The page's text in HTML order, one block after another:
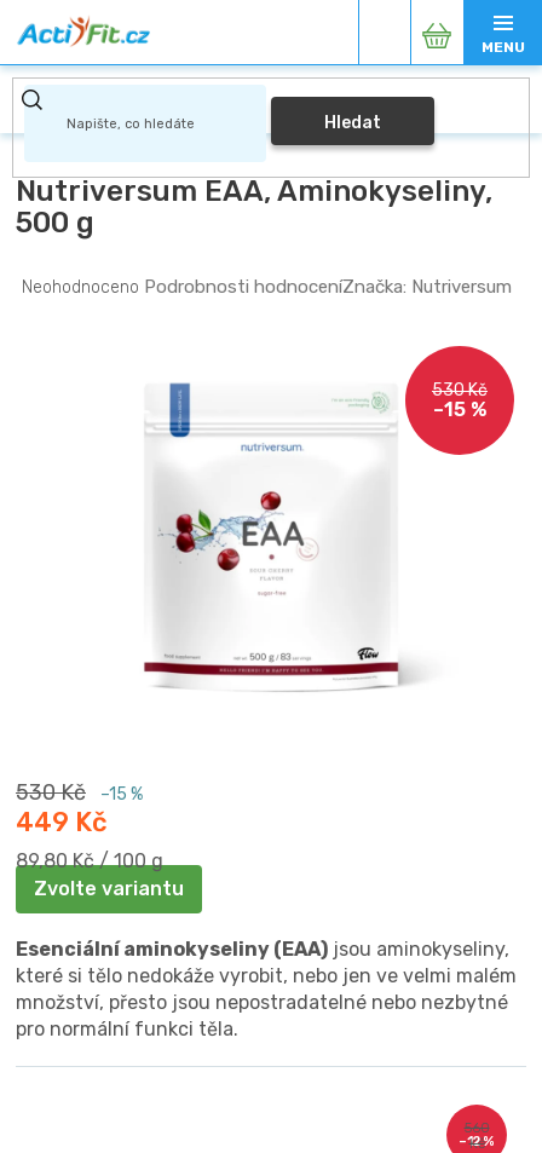
na
obsah
Hledat
Nákupní
košík
Nutriversum EAA, Aminokyseliny,
500 g
Průměrné
Neohodnoceno Podrobnosti hodnoceníZnačka: Nutriversum
530 Kč
–15 %
530 Kč –15 %
449 Kč
Měrná
cena:
89,80 Kč / 100 g
Zvolte variantu
Esenciální aminokyseliny (EAA) jsou aminokyseliny,
které si tělo nedokáže vyrobit, nebo jen ve velmi malém
množství, přesto jsou nepostradatelné nebo nezbytné
pro normální funkci těla.
560
Kč
–12 %